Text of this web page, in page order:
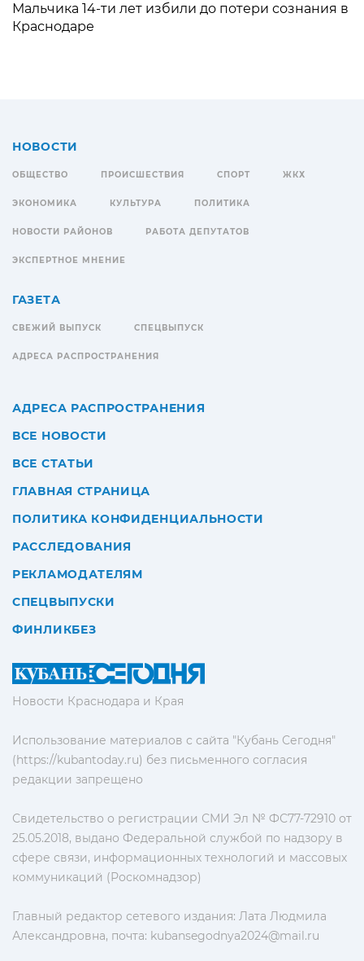
Мальчика 14-ти лет избили до потери сознания в
Краснодаре
Новости Краснодара и Края
Использование материалов с сайта "Кубань Сегодня"
(https://kubantoday.ru) без письменного согласия
редакции запрещено
Свидетельство о регистрации СМИ Эл № ФС77-72910 от
25.05.2018, выдано Федеральной службой по надзору в
сфере связи, информационных технологий и массовых
коммуникаций (Роскомнадзор)
Главный редактор сетевого издания: Лата Людмила
Александровна, почта: kubansegodnya2024@mail.ru
НОВОСТИ
ОБЩЕСТВО ПРОИСШЕСТВИЯ СПОРТ ЖКХ
ЭКОНОМИКА КУЛЬТУРА ПОЛИТИКА
НОВОСТИ РАЙОНОВ РАБОТА ДЕПУТАТОВ
ЭКСПЕРТНОЕ МНЕНИЕ
ГАЗЕТА
СВЕЖИЙ ВЫПУСК СПЕЦВЫПУСК
АДРЕСА РАСПРОСТРАНЕНИЯ
АДРЕСА РАСПРОСТРАНЕНИЯ
ВСЕ НОВОСТИ
ВСЕ СТАТЬИ
ГЛАВНАЯ СТРАНИЦА
ПОЛИТИКА КОНФИДЕНЦИАЛЬНОСТИ
РАССЛЕДОВАНИЯ
РЕКЛАМОДАТЕЛЯМ
СПЕЦВЫПУСКИ
ФИНЛИКБЕЗ